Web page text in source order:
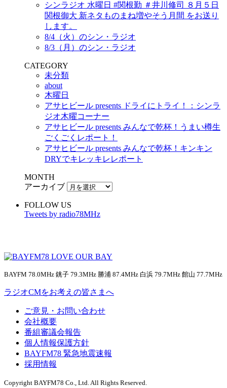
シンラジオ 水曜日 #関根勤 ＃井川修司 ８月５日
関根御大 新ネタものまね増やそう月間 をお送り
します。
8/4（火）のシン・ラジオ
8/3（月）のシン・ラジオ
CATEGORY
未分類
about
木曜日
アサヒビール presents ドライにトライ！：シンラ
ジオ木曜コーナー
アサヒビール presents みんなで乾杯！うまい樽生
ごくごくレポート！
アサヒビール presents みんなで乾杯！キンキン
DRYでキレッキレレポート
MONTH
アーカイブ
FOLLOW US
Tweets by radio78MHz
BAYFM 78.0MHz 銚子 79.3MHz 勝浦 87.4MHz 白浜 79.7MHz 館山 77.7MHz
ラジオCMをお考えの皆さまへ
ご意見・お問い合わせ
会社概要
番組審議会報告
個人情報保護方針
BAYFM78 緊急地震速報
採用情報
Copyright BAYFM78 Co., Ltd. All Rights Reserved.